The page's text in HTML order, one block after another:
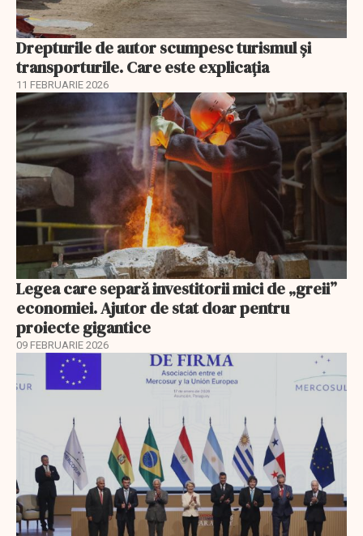
Drepturile de autor scumpesc turismul și
transporturile. Care este explicația
11 FEBRUARIE 2026
Legea care separă investitorii mici de „greii”
economiei. Ajutor de stat doar pentru
proiecte gigantice
09 FEBRUARIE 2026